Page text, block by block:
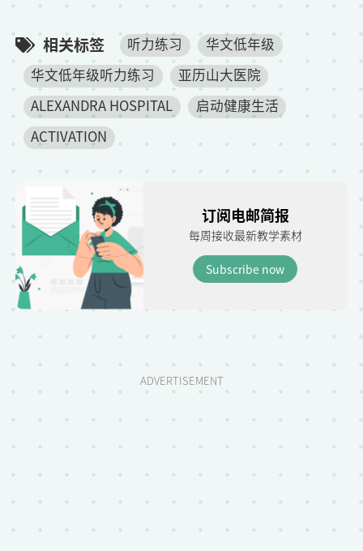
相关标签 听力练习
华文低年级
华文低年级听力练习
亚历山大医院
ALEXANDRA HOSPITAL
启动健康生活
ACTIVATION
订阅电邮简报
每周接收最新教学素材
Subscribe now
ADVERTISEMENT